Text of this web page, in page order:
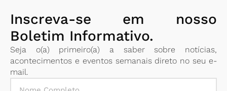
Inscreva-se em nosso
Boletim Informativo.
Seja o(a) primeiro(a) a saber sobre notícias,
acontecimentos e eventos semanais direto no seu e-
mail.